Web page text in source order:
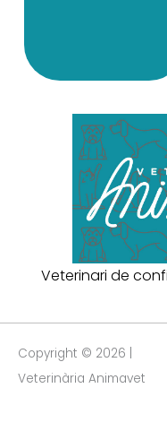
Veterinari de
Copyright © 2026 |
Veterinària Animavet